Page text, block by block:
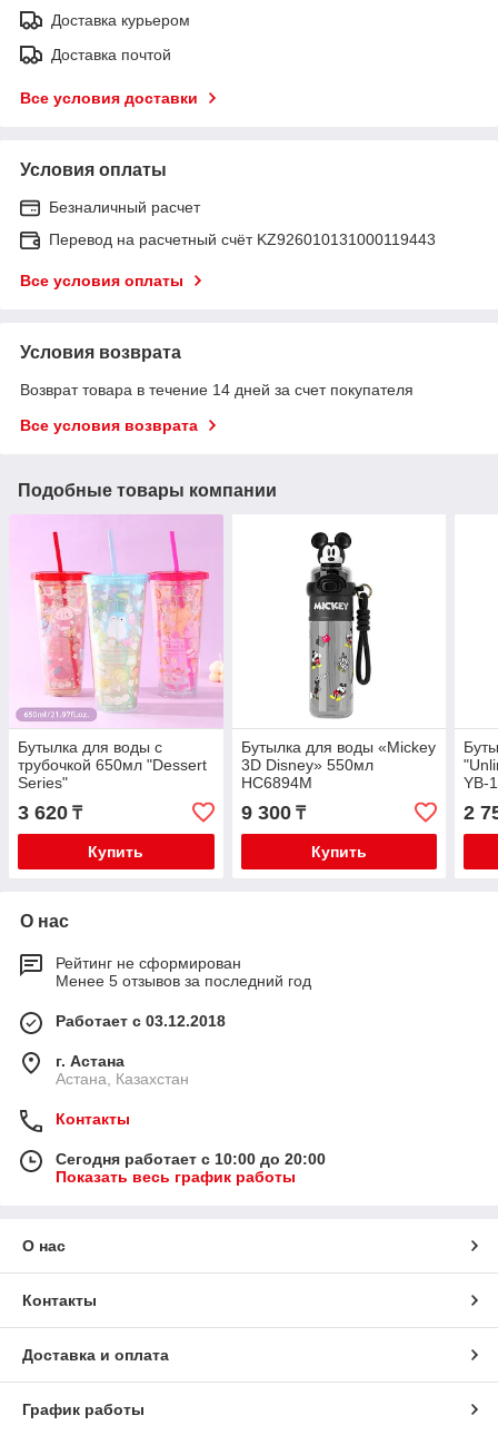
Доставка курьером
Доставка почтой
Все условия доставки
Условия оплаты
Безналичный расчет
Перевод на расчетный счёт KZ926010131000119443
Все условия оплаты
Условия возврата
Возврат товара в течение 14 дней за счет покупателя
Все условия возврата
Подобные товары компании
Бутылка для воды с
трубочкой 650мл "Dessert
Series"
3 620 ₸
Купить
Бутылка для воды «Mickey
3D Disney» 550мл
HC6894M
9 300₸
Купить
YB-
2
О нас
Рейтинг не сформирован
Менее 5 отзывов за последний год
Работает с 03.12.2018
г. Астана
Астана, Казахстан
Контакты
Сегодня работает с 10:00 до 20:00
Показать весь график работы
О нас
Контакты
Доставка и оплата
График работы